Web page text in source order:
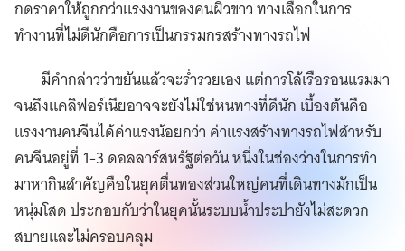
กดราคาให้ถูกกว่าแรงงานของคนผิวขาว ทางเลือกในการ
ทำงานที่ไม่ดีนักคือการเป็นกรรมกรสร้างทางรถไฟ
มีคำกล่าวว่าขยันแล้วจะร่ำรวยเอง แต่การโล้เรือรอนแรมมา
จนถึงแคลิฟอร์เนียอาจจะยังไม่ใช่หนทางที่ดีนัก เบื้องต้นคือ
แรงงานคนจีนได้ค่าแรงน้อยกว่า ค่าแรงสร้างทางรถไฟสำหรับ
คนจีนอยู่ที่ 1-3 ดอลลาร์สหรัฐต่อวัน หนึ่งในช่องว่างในการทำ
มาหากินสำคัญคือในยุคตื่นทองส่วนใหญ่คนที่เดินทางมักเป็น
หนุ่มโสด ประกอบกับว่าในยุคนั้นระบบน้ำประปายังไม่สะดวก
สบายและไม่ครอบคลุม